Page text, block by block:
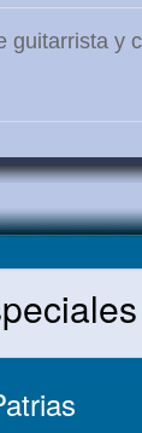
guitarrista y